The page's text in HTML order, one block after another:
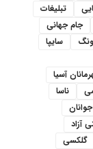
تبلیغات
جام جهانی
سایپا
آسیا
ناسا
آزاد
گلکسی